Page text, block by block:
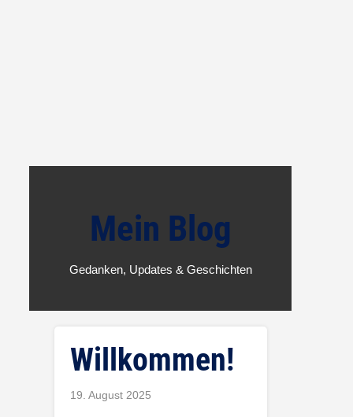
Mein Blog
Gedanken, Updates & Geschichten
Willkommen!
19. August 2025